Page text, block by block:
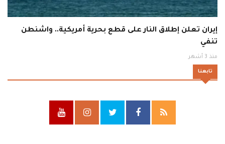
إيران تعلن إطلاق النار على قطع بحرية أمريكية.. واشنطن
تنفي
منذ 3 أشهر
تابعنا